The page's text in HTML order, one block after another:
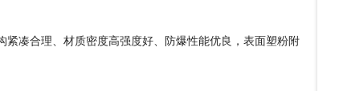
凑合理、材质密度高强度好、防爆性能优良，表面塑粉附